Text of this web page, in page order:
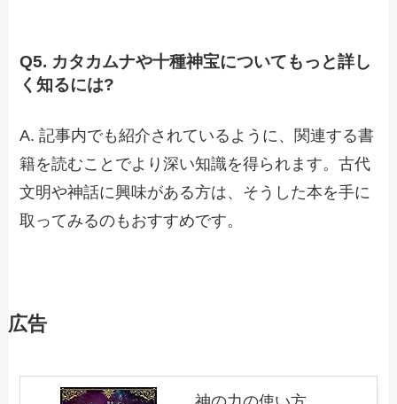
Q5. カタカムナや十種神宝についてもっと詳し
く知るには?
A. 記事内でも紹介されているように、関連する書
籍を読むことでより深い知識を得られます。古代
文明や神話に興味がある方は、そうした本を手に
取ってみるのもおすすめです。
広告